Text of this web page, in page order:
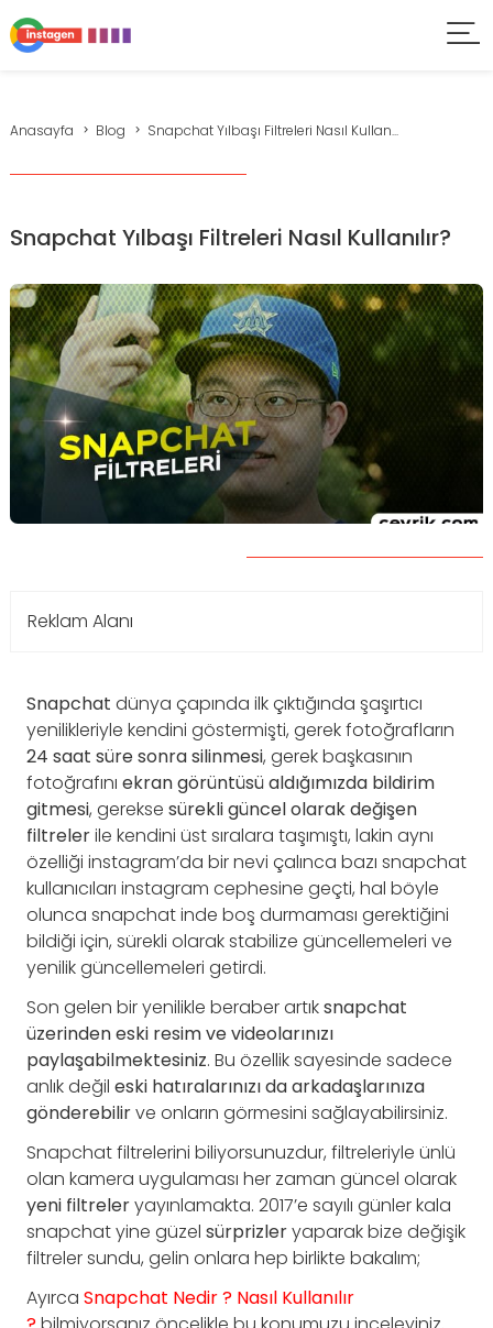
Anasayfa Blog Snapchat Yılbaşı Filtreleri Nasıl Kullan...
Snapchat Yılbaşı Filtreleri Nasıl Kullanılır?
Reklam Alanı
Snapchat dünya çapında ilk çıktığında şaşırtıcı
yenilikleriyle kendini göstermişti, gerek fotoğrafların
24 saat süre sonra silinmesi, gerek başkasının
fotoğrafını ekran görüntüsü aldığımızda bildirim
gitmesi, gerekse sürekli güncel olarak değişen
filtrelerile kendini üst sıralara taşımıştı, lakin aynı
özelliği instagram’da bir nevi çalınca bazı snapchat
kullanıcıları instagram cephesine geçti, hal böyle
olunca snapchat inde boş durmaması gerektiğini
bildiği için, sürekli olarak stabilize güncellemeleri ve
yenilik güncellemeleri getirdi.
Son gelen bir yenilikle beraber artıksnapchat
üzerinden eski resim ve videolarınızı
paylaşabilmektesiniz. Bu özellik sayesinde sadece
anlık değil eski hatıralarınızı da arkadaşlarınıza
gönderebilirve onların görmesini sağlayabilirsiniz.
Snapchat filtrelerini biliyorsunuzdur, filtreleriyle ünlü
olan kamera uygulaması her zaman güncel olarak
yeni filtreleryayınlamakta. 2017’e sayılı günler kala
snapchat yine güzel sürprizleryaparak bize değişik
filtreler sundu, gelin onlara hep birlikte bakalım;
Ayırca Snapchat Nedir ? Nasıl Kullanılır